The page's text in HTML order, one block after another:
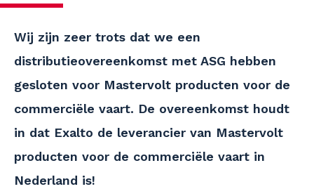
Wij zijn zeer trots dat we een
distributieovereenkomst met ASG hebben
gesloten voor Mastervolt producten voor de
commerciële vaart. De overeenkomst houdt
in dat Exalto de leverancier van Mastervolt
producten voor de commerciële vaart in
Nederland is!